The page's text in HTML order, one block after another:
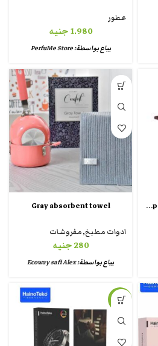
عطور
1.980جنيه
يباع بواسطة:PerfuMe Store
Grandi Pop Frypans Set – Sizes 18 – 22
Gray absorbent towel
ادوات مطبخ,مفروشات
280جنيه
يباع بواسطة:Ecoway safi Alex
-18%